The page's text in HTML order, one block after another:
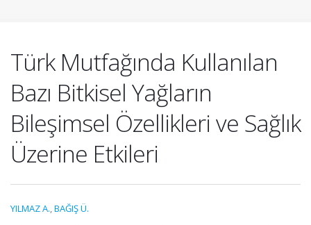
Türk Mutfağında Kullanılan
Bazı Bitkisel Yağların
Bileşimsel Özellikleri ve Sağlık
Üzerine Etkileri
YILMAZ A.,BAĞIŞ Ü.